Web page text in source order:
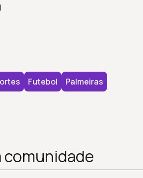
Futebol Palmeiras
comunidade